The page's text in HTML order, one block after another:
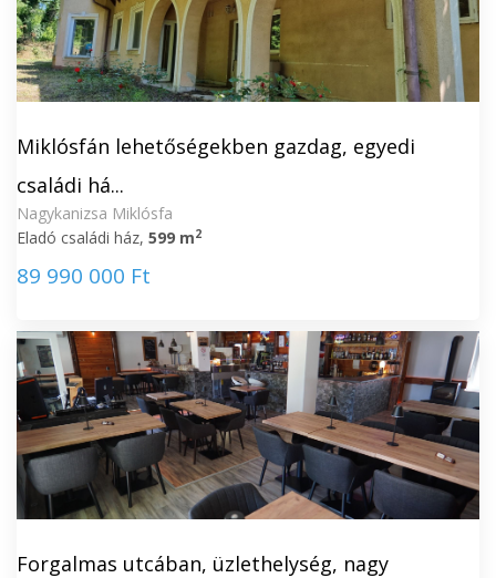
Miklósfán lehetőségekben gazdag, egyedi
családi há...
Nagykanizsa Miklósfa
Eladó családi ház, 599 m2
89 990 000 Ft
Forgalmas utcában, üzlethelység, nagy